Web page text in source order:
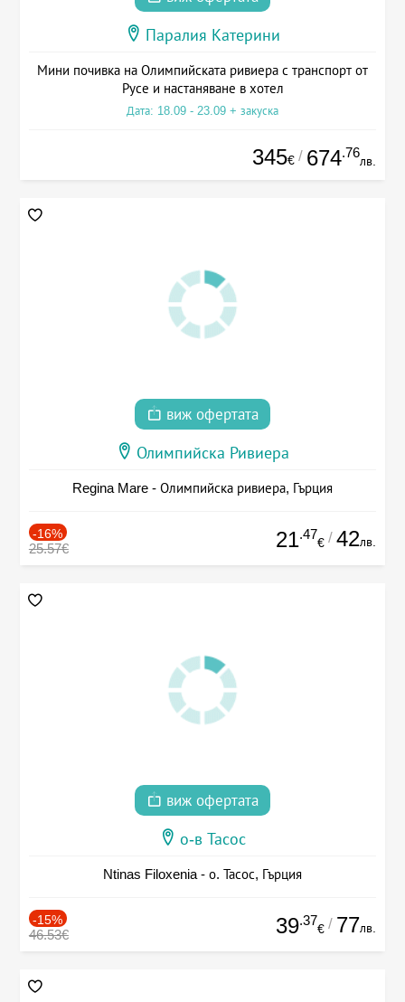
Паралия Катерини
Мини почивка на Олимпийската ривиера с транспорт от
Русе и настаняване в хотел
Дата: 18.09 - 23.09 + закуска
345€ / 674.76
лв.
виж офертата
Олимпийска Ривиера
Regina Mare - Олимпийска ривиера, Гърция
-16%
25.57€ 21.47
€ / 42лв.
виж офертата
о-в Тасос
Ntinas Filoxenia - о. Тасос, Гърция
-15%
46.53€ 39.37
€ / 77лв.